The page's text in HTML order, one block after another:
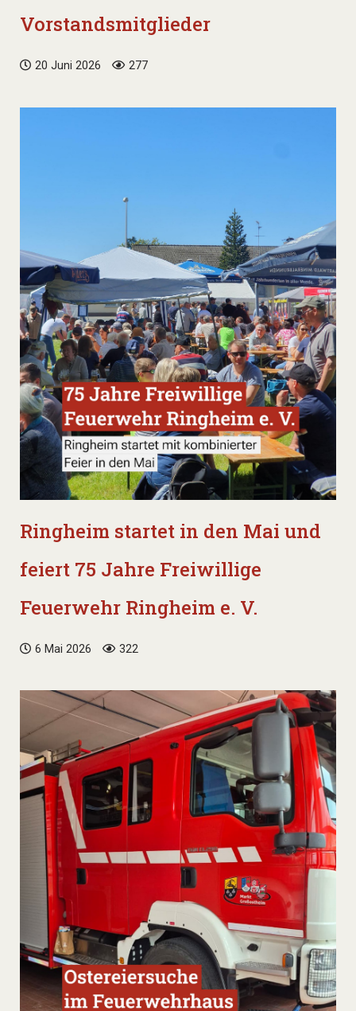
Vorstandsmitglieder
20 Juni 2026 277
Ringheim startet in den Mai und
feiert 75 Jahre Freiwillige
Feuerwehr Ringheim e. V.
6 Mai 2026 322